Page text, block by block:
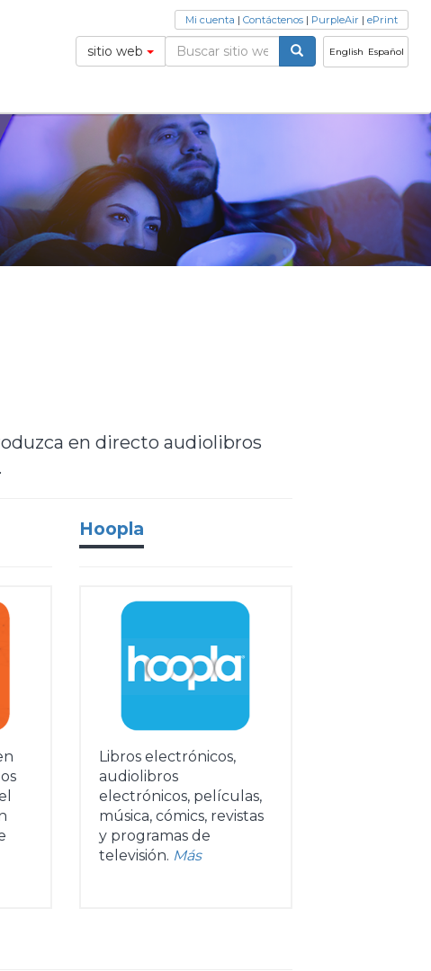
English Español
sitio web
Mi cuenta | Contáctenos | PurpleAir | ePrint
en directo audiolibros
Hoopla
Libros electrónicos,
audiolibros
electrónicos, películas,
música, cómics, revistas
y programas de
televisión. Más